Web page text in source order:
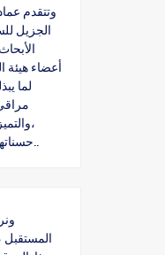
وتتقدم
الجزيل
أعضاء هيئة
لما